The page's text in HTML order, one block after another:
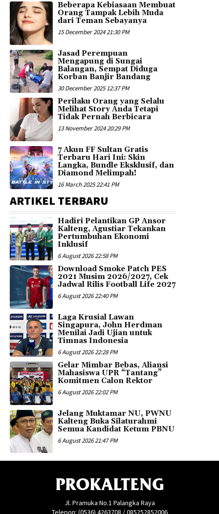
Beberapa Kebiasaan Membuat
Orang Tampak Lebih Muda
dari Teman Sebayanya
15 December 2024 21:30 PM
Jasad Perempuan
Mengapung di Sungai
Balangan, Sempat Diduga
Korban Banjir Bandang
30 December 2025 12:37 PM
Perilaku Orang yang Selalu
Melihat Story Anda Tetapi
Tidak Pernah Berbicara
13 November 2024 20:29 PM
7 Akun FF Sultan Gratis
Terbaru Hari Ini: Skin
Langka, Bundle Eksklusif, dan
Diamond Melimpah!
16 March 2025 22:41 PM
ARTIKEL TERBARU
Hadiri Pelantikan GP Ansor
Kalteng, Agustiar Tekankan
Pertumbuhan Ekonomi
Inklusif
6 August 2026 22:58 PM
Download Smoke Patch PES
2021 Musim 2026/2027, Cek
Jadwal Rilis Football Life 2027
6 August 2026 22:40 PM
Laga Krusial Lawan
Singapura, John Herdman
Menilai Jadi Ujian untuk
Timnas Indonesia
6 August 2026 22:28 PM
Gelar Mimbar Bebas, Aliansi
Mahasiswa UPR “Tantang”
Komitmen Calon Rektor
6 August 2026 22:02 PM
Jelang Muktamar NU, PWNU
Kalteng Buka Silaturahmi
Semua Kandidat Ketum PBNU
6 August 2026 21:47 PM
PROKALTENG
Jl. Pramuka No.1 Palangka Raya
Telepon: (0536) 4263708 / 085252852006